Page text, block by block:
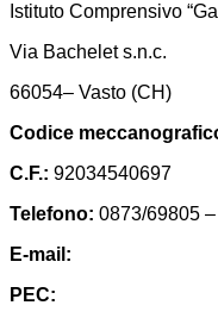
Istituto Comprensivo
Via Bachelet s.n.c.
66054– Vasto (CH)
Codice
C.F.: 92034540697
Telefono: 0873/69805
E-mail:
PEC: